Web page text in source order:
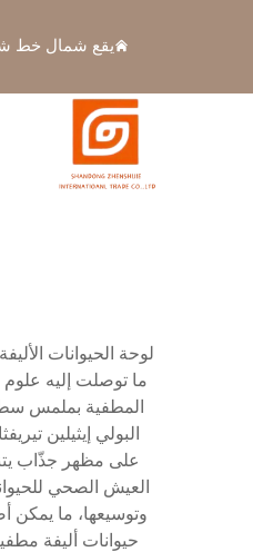
يقع شمال خط
لوحة الحيوانات
ما توصلت إليه علوم
المطفية بملمس
على مظهر جذّاب
العيش الصحي
وتوسيعها، ما يمكن
حيوانات أليفة